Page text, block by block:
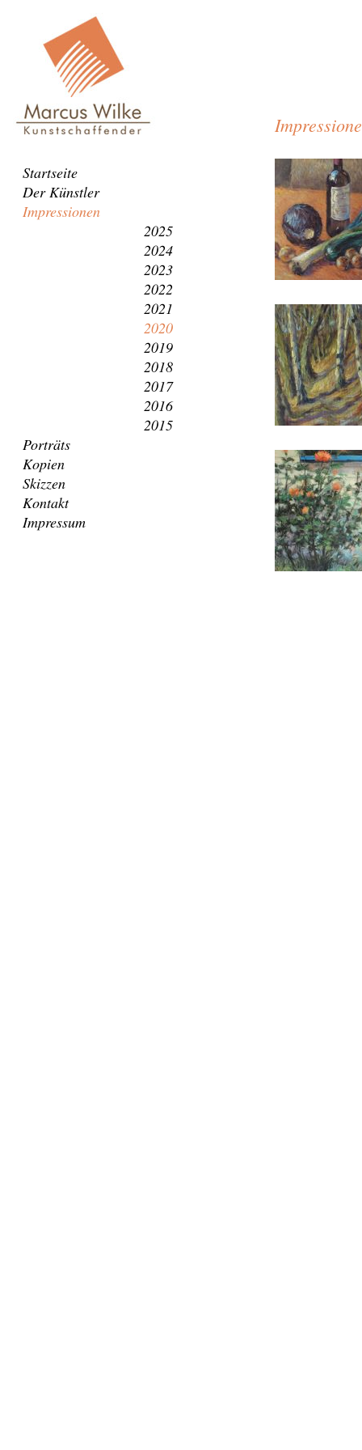
Navigation
überspringen
Startseite
Der Künstler
Impressionen
2025
2024
2023
2022
2021
2020
2019
2018
2017
2016
2015
Porträts
Kopien
Skizzen
Kontakt
Impressum